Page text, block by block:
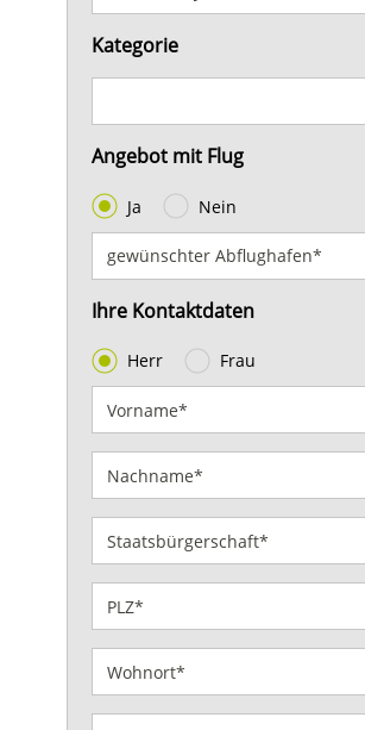
Kategorie
Angebot mit Flug
Ja Nein
Ihre Kontaktdaten
Herr Frau